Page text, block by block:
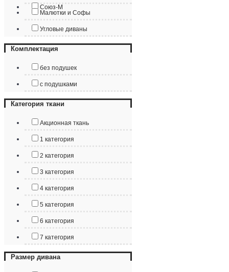
Союз-М
Малютки и Софы
Угловые диваны
Комплектация
без подушек
с подушками
Категория ткани
Акционная ткань
1 категория
2 категория
3 категория
4 категория
5 категория
6 категория
7 категория
Размер дивана